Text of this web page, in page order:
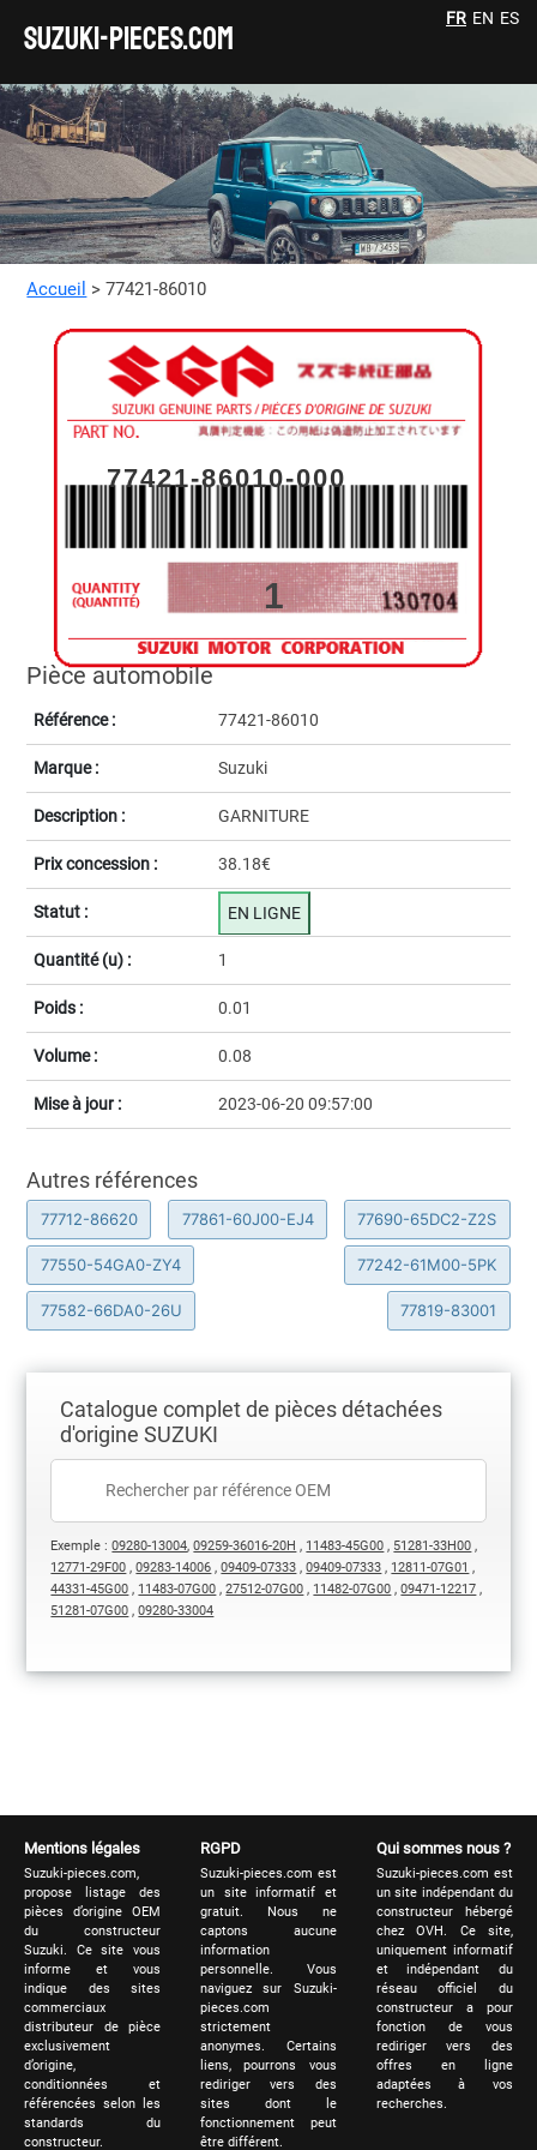
SUZUKI-pieces.com
FR EN ES
Accueil > 77421-86010
Pièce automobile
Référence : 77421-86010
Marque : Suzuki
Description : GARNITURE
Prix concession : 38.18€
Statut : EN LIGNE
Quantité (u) : 1
Poids : 0.01
Volume : 0.08
Mise à jour : 2023-06-20 09:57:00
77421-86010-000
1
Autres références
77712-86620 77861-60J00-EJ4 77690-65DC2-Z2S
77550-54GA0-ZY4 77242-61M00-5PK
77582-66DA0-26U 77819-83001
Catalogue complet de pièces détachées
d'origine SUZUKI
Exemple :09280-13004,09259-36016-20H , 11483-45G00 , 51281-33H00 ,
12771-29F00 ,09283-14006 ,09409-07333 ,09409-07333 , 12811-07G01 ,
44331-45G00 , 11483-07G00 ,27512-07G00 , 11482-07G00 ,09471-12217 ,
51281-07G00 ,09280-33004
Mentions légales
Suzuki-pieces.com,
propose listage des
pièces d’origine OEM
du constructeur
Suzuki. Ce site vous
informe et vous
indique des sites
commerciaux
distributeur de pièce
exclusivement
d’origine,
conditionnées et
référencées selon les
standards du
constructeur.
RGPD
Suzuki-pieces.com est
un site informatif et
gratuit. Nous ne
captons aucune
information
personnelle. Vous
naviguez sur Suzuki-
pieces.com
strictement
anonymes. Certains
liens, pourrons vous
rediriger vers des
sites dont le
fonctionnement peut
être différent.
Qui sommes nous ?
Suzuki-pieces.com est
un site indépendant du
constructeur hébergé
chez OVH. Ce site,
uniquement informatif
et indépendant du
réseau officiel du
constructeur a pour
fonction de vous
rediriger vers des
offres en ligne
adaptées à vos
recherches.